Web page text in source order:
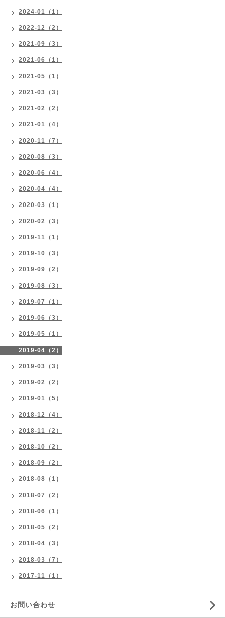
2024-01（1）
2022-12（2）
2021-09（3）
2021-06（1）
2021-05（1）
2021-03（3）
2021-02（2）
2021-01（4）
2020-11（7）
2020-08（3）
2020-06（4）
2020-04（4）
2020-03（1）
2020-02（3）
2019-11（1）
2019-10（3）
2019-09（2）
2019-08（3）
2019-07（1）
2019-06（3）
2019-05（1）
2019-04（2）
2019-03（3）
2019-02（2）
2019-01（5）
2018-12（4）
2018-11（2）
2018-10（2）
2018-09（2）
2018-08（1）
2018-07（2）
2018-06（1）
2018-05（2）
2018-04（3）
2018-03（7）
2017-11（1）
お問い合わせ